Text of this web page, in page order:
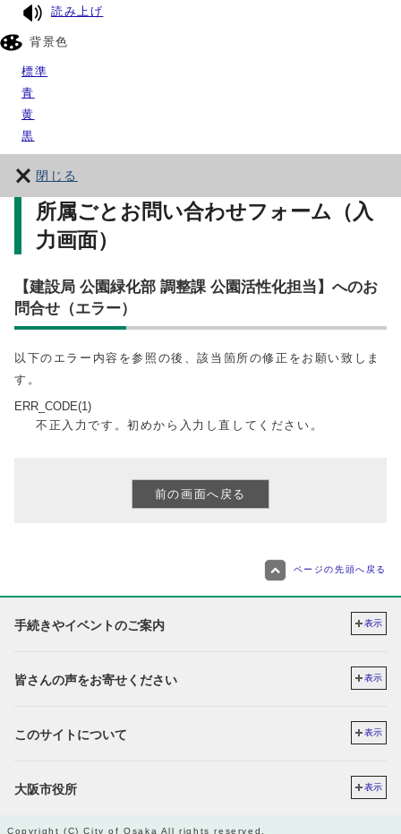
読み上げ
背景色
標準
青
黄
黒
閉じる
所属ごとお問い合わせフォーム（入
力画面）
【建設局 公園緑化部 調整課 公園活性化担当】へのお
問合せ（エラー）
以下のエラー内容を参照の後、該当箇所の修正をお願い致しま
す。
ERR_CODE(1)
不正入力です。初めから入力し直してください。
ページの先頭へ戻る
手続きやイベントのご案内 表示
皆さんの声をお寄せください 表示
このサイトについて 表示
大阪市役所 表示
Copyright (C) City of Osaka All rights reserved.